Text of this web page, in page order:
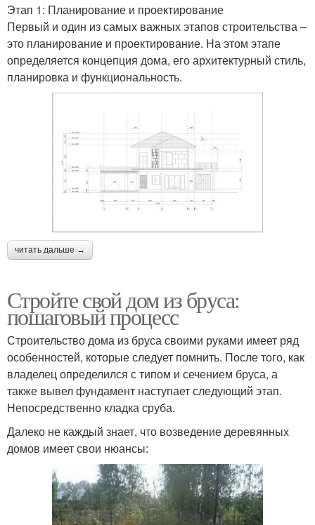
Этап 1: Планирование и проектирование
Первый и один из самых важных этапов строительства –
это планирование и проектирование. На этом этапе
определяется концепция дома, его архитектурный стиль,
планировка и функциональность.
читать дальше →
Стройте свой дом из бруса:
пошаговый процесс
Строительство дома из бруса своими руками имеет ряд
особенностей, которые следует помнить. После того, как
владелец определился с типом и сечением бруса, а
также вывел фундамент наступает следующий этап.
Непосредственно кладка сруба.
Далеко не каждый знает, что возведение деревянных
домов имеет свои нюансы: